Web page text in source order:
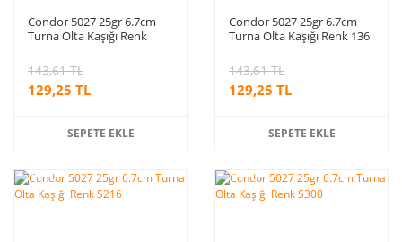
Condor 5027 25gr 6.7cm
Turna Olta Kaşığı Renk
129,25 TL
143,61 TL
SEPETE EKLE
Condor 5027 25gr 6.7cm
Turna Olta Kaşığı Renk 136
129,25 TL
143,61 TL
SEPETE EKLE
%10 %10